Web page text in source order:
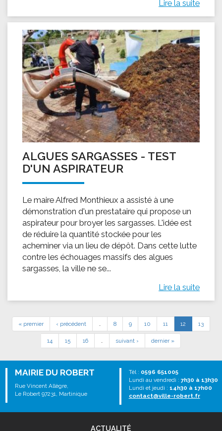
Lire la suite
ALGUES SARGASSES - TEST
D'UN ASPIRATEUR
Le maire Alfred Monthieux a assisté à une
démonstration d'un prestataire qui propose un
aspirateur pour broyer les sargasses. L'idée est
de réduire la quantité stockée pour les
acheminer via un lieu de dépôt. Dans cette lutte
contre les échouages massifs des algues
sargasses, la ville ne se...
Lire la suite
« premier ‹ précédent … 8 9 10 11 12 13
14 15 16 … suivant › dernier »
MAIRIE DU ROBERT
Rue Vincent Allègre,
Le Robert 97231, Martinique
Tél : 0596 651005
Lundi au vendredi : 7h30 à 13h30
Lundi et jeudi : 14h30 à 17h00
contact@ville-robert.fr
ACTUALITÉ